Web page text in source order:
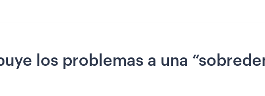
los problemas a una